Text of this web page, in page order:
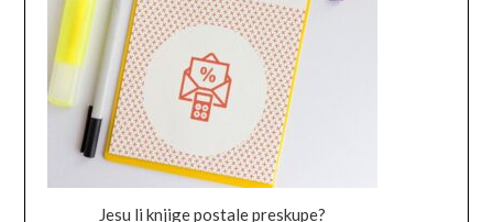
Jesu li knjige postale preskupe?